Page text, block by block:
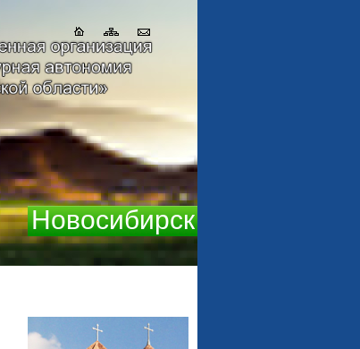
Новосибирск